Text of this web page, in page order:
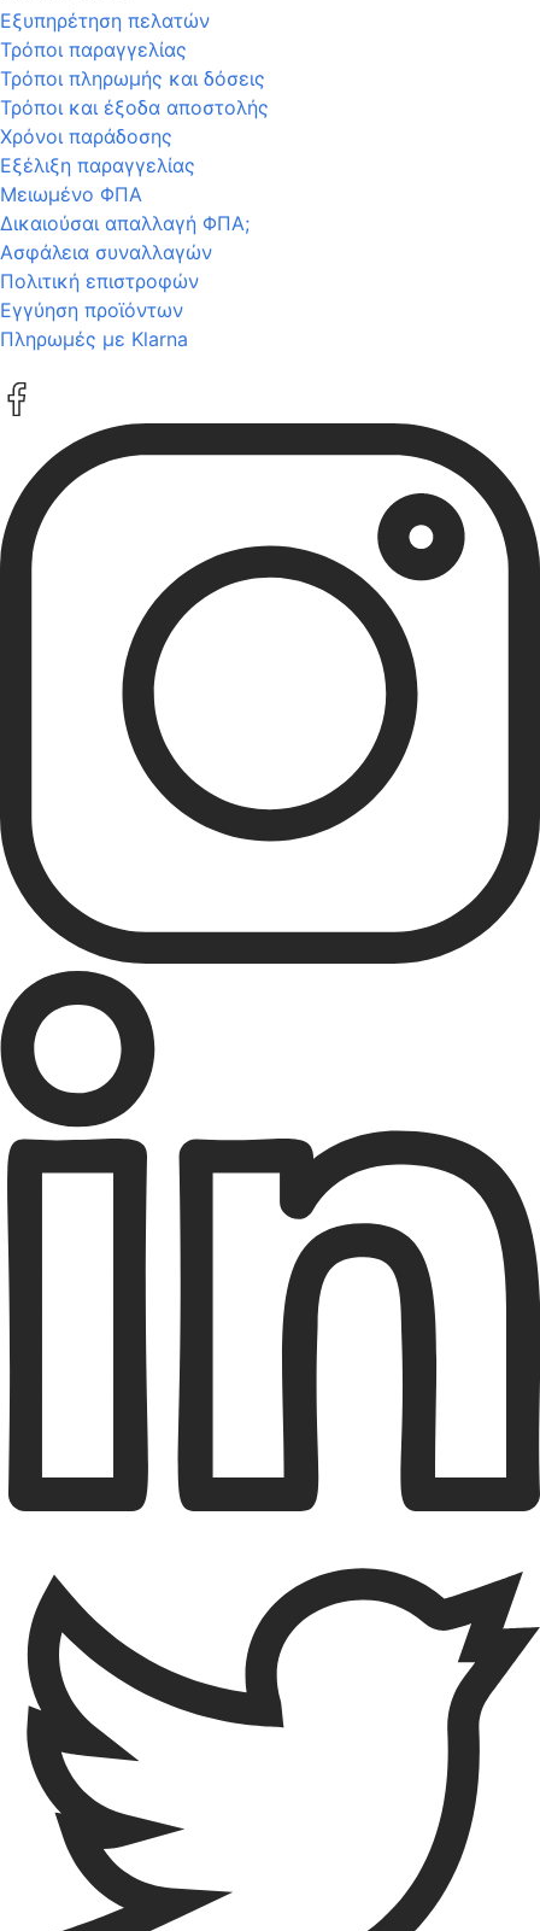
Εξυπηρέτηση πελατών
Τρόποι παραγγελίας
Τρόποι πληρωμής και δόσεις
Τρόποι και έξοδα αποστολής
Χρόνοι παράδοσης
Εξέλιξη παραγγελίας
Μειωμένο ΦΠΑ
Δικαιούσαι απαλλαγή ΦΠΑ;
Ασφάλεια συναλλαγών
Πολιτική επιστροφών
Εγγύηση προϊόντων
Πληρωμές με Klarna